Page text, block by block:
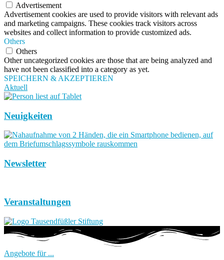
Advertisement
Advertisement cookies are used to provide visitors with relevant ads
and marketing campaigns. These cookies track visitors across
websites and collect information to provide customized ads.
Others
Others
Other uncategorized cookies are those that are being analyzed and
have not been classified into a category as yet.
SPEICHERN & AKZEPTIEREN
Aktuell
Neuigkeiten
Newsletter
Veranstaltungen
Angebote für ...